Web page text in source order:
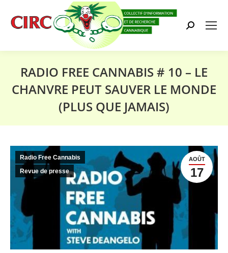
Search:
RADIO FREE CANNABIS # 10 – LE
CHANVRE PEUT SAUVER LE MONDE
(PLUS QUE JAMAIS)
AOÛT
17
Radio Free Cannabis
Revue de presse